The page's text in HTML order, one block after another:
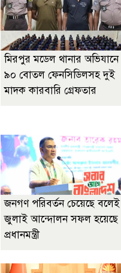
মিরপুর মডেল থানার অভিযানে
৯০ বোতল ফেনসিডিলসহ দুই
মাদক কারবারি গ্রেফতার
জনগণ পরিবর্তন চেয়েছে বলেই
জুলাই আন্দোলন সফল হয়েছে
প্রধানমন্ত্রী